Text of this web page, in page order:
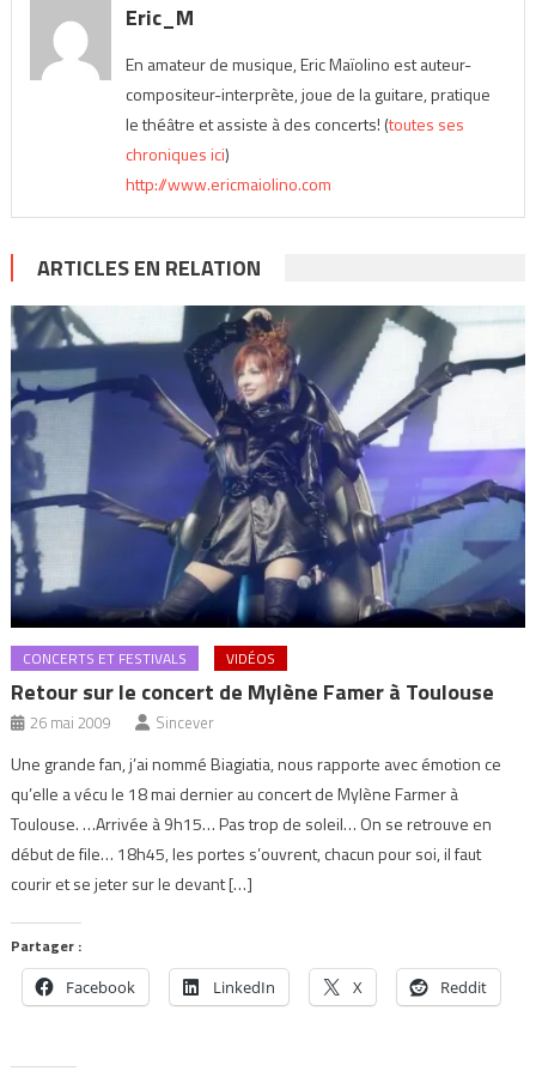
Eric_M
En amateur de musique, Eric Maïolino est auteur-
compositeur-interprète, joue de la guitare, pratique
le théâtre et assiste à des concerts! (toutes ses
chroniques ici)
http://www.ericmaiolino.com
ARTICLES EN RELATION
CONCERTS ET FESTIVALS VIDÉOS
Retour sur le concert de Mylène Famer à Toulouse
26 mai 2009 Sincever
Une grande fan, j’ai nommé Biagiatia, nous rapporte avec émotion ce
qu’elle a vécu le 18 mai dernier au concert de Mylène Farmer à
Toulouse. …Arrivée à 9h15… Pas trop de soleil… On se retrouve en
début de file… 18h45, les portes s’ouvrent, chacun pour soi, il faut
courir et se jeter sur le devant […]
Partager :
Facebook LinkedIn X Reddit